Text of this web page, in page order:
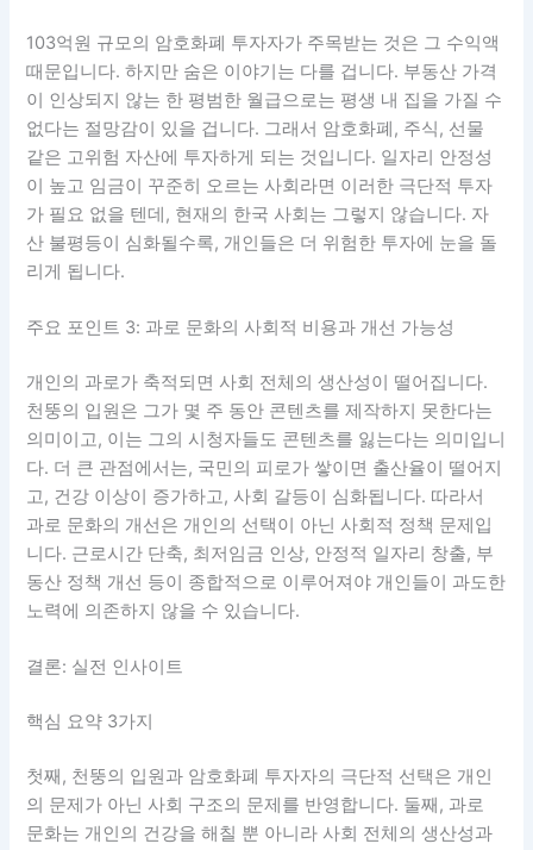
103억원 규모의 암호화폐 투자자가 주목받는 것은 그 수익액
때문입니다. 하지만 숨은 이야기는 다를 겁니다. 부동산 가격
이 인상되지 않는 한 평범한 월급으로는 평생 내 집을 가질 수
없다는 절망감이 있을 겁니다. 그래서 암호화폐, 주식, 선물
같은 고위험 자산에 투자하게 되는 것입니다. 일자리 안정성
이 높고 임금이 꾸준히 오르는 사회라면 이러한 극단적 투자
가 필요 없을 텐데, 현재의 한국 사회는 그렇지 않습니다. 자
산 불평등이 심화될수록, 개인들은 더 위험한 투자에 눈을 돌
리게 됩니다.
주요 포인트 3: 과로 문화의 사회적 비용과 개선 가능성
개인의 과로가 축적되면 사회 전체의 생산성이 떨어집니다.
천뚱의 입원은 그가 몇 주 동안 콘텐츠를 제작하지 못한다는
의미이고, 이는 그의 시청자들도 콘텐츠를 잃는다는 의미입니
다. 더 큰 관점에서는, 국민의 피로가 쌓이면 출산율이 떨어지
고, 건강 이상이 증가하고, 사회 갈등이 심화됩니다. 따라서
과로 문화의 개선은 개인의 선택이 아닌 사회적 정책 문제입
니다. 근로시간 단축, 최저임금 인상, 안정적 일자리 창출, 부
동산 정책 개선 등이 종합적으로 이루어져야 개인들이 과도한
노력에 의존하지 않을 수 있습니다.
결론: 실전 인사이트
핵심 요약 3가지
첫째, 천뚱의 입원과 암호화폐 투자자의 극단적 선택은 개인
의 문제가 아닌 사회 구조의 문제를 반영합니다. 둘째, 과로
문화는 개인의 건강을 해칠 뿐 아니라 사회 전체의 생산성과